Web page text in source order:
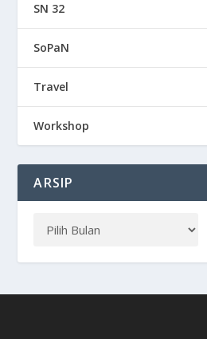
SN 32
SoPaN
Travel
Workshop
ARSIP